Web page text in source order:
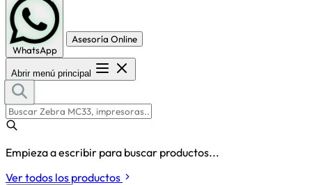
WhatsApp
Asesoría Online
Abrir menú principal
Empieza a escribir para buscar productos...
Ver todos los productos